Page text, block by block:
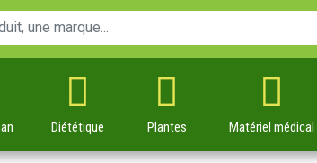
Diététique Plantes Matériel médical